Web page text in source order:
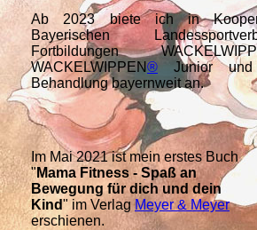
Ab 2023 biete ich in
Bayerischen
Fortbildungen
WACKELWIPPEN® Junior und
Behandlung bayernweit an.
Im Mai 2021 ist mein erstes Buch
" Mama Fitness - Spaß an
Bewegung für dich und dein
Kind" im VerlagMeyer & Meyer
erschienen.